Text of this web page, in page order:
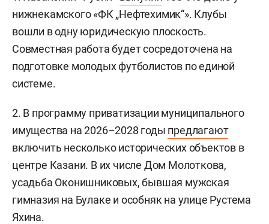
нижнекамского «ФК „Нефтехимик“». Клубы
вошли в одну юридическую плоскость.
Совместная работа будет сосредоточена на
подготовке молодых футболистов по единой
системе.
2. В программу приватизации муниципального
имущества на 2026–2028 годы предлагают
включить несколько исторических объектов в
центре Казани. В их числе Дом Молоткова,
усадьба Оконишниковых, бывшая мужская
гимназия на Булаке и особняк на улице Рустема
Яхина.